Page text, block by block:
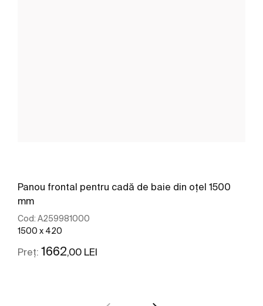
Panou frontal pentru cadă de baie din oțel 1500
mm
Cod: A259981000
1500 x 420
Preț: 1662,00 LEI